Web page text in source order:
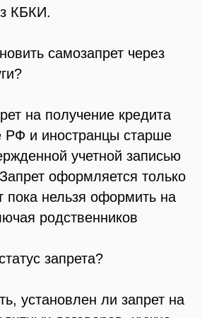
КБКИ.
самозапрет через
на получение кредита
РФ и иностранцы старше
учетной записью
оформляется только
пока нельзя оформить на
родственников
запрета?
установлен ли запрет на